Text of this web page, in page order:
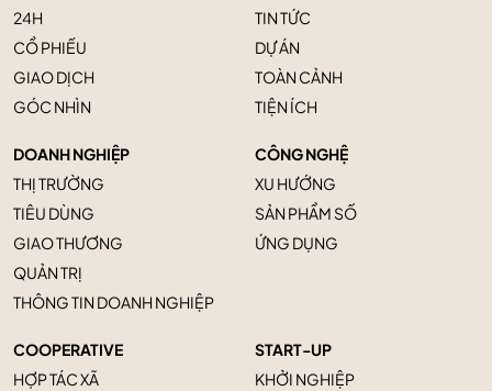
24H
CỔ PHIẾU
GIAO DỊCH
GÓC NHÌN
TIN TỨC
DỰ ÁN
TOÀN CẢNH
TIỆN ÍCH
DOANH NGHIỆP
THỊ TRƯỜNG
TIÊU DÙNG
GIAO THƯƠNG
QUẢN TRỊ
THÔNG TIN DOANH NGHIỆP
CÔNG NGHỆ
XU HƯỚNG
SẢN PHẨM SỐ
ỨNG DỤNG
COOPERATIVE
HỢP TÁC XÃ
START-UP
KHỞI NGHIỆP